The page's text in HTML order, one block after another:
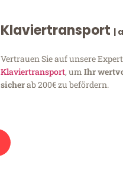
Klaviertransport |
Vertrauen Sie auf unsere
Klaviertransport, um Ihr
sicherab 200€ zu befördern.